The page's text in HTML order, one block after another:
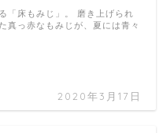
2020年3月17日
「床もみじ」。 磨き上げられ
真っ赤なもみじが、夏には青々